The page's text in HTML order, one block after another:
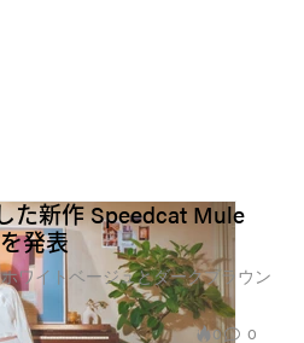
た新作 Speedcat Mule
発表
ワイトベージュとダークブラウン
0 0